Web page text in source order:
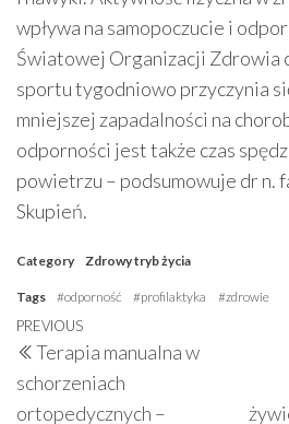
wpływa na samopoczucie i
Światowej Organizacji Zdrowia
sportu tygodniowo przyczynia
mniejszej zapadalności na
odporności jest także czas
powietrzu – podsumowuje dr n.
Skupień.
Category Zdrowy tryb życia
Tags #odporność #profilaktyka #zdrowie
PREVIOUS
Terapia manualna w
schorzeniach
ortopedycznych –